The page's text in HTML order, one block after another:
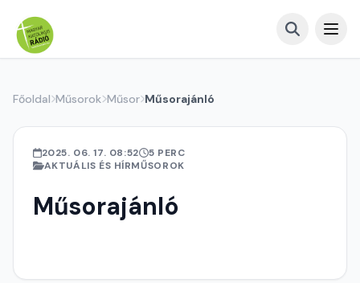
Főoldal Műsorok Műsor Műsorajánló
2025. 06. 17. 08:52
5 PERC
AKTUÁLIS ÉS HÍRMŰSOROK
Műsorajánló